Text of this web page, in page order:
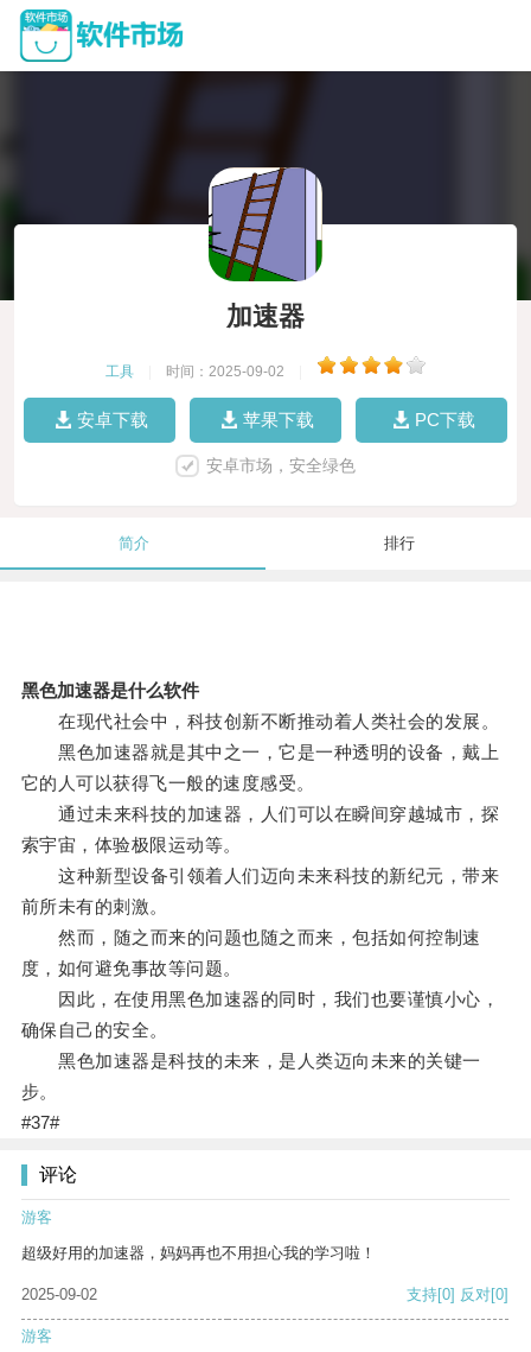
加速器
工具 时间：2025-09-02
安卓下载 苹果下载 PC下载
安卓市场，安全绿色
简介 排行
黑色加速器是什么软件
在现代社会中，科技创新不断推动着人类社会的发展。
黑色加速器就是其中之一，它是一种透明的设备，戴上
它的人可以获得飞一般的速度感受。
通过未来科技的加速器，人们可以在瞬间穿越城市，探
索宇宙，体验极限运动等。
这种新型设备引领着人们迈向未来科技的新纪元，带来
前所未有的刺激。
然而，随之而来的问题也随之而来，包括如何控制速
度，如何避免事故等问题。
因此，在使用黑色加速器的同时，我们也要谨慎小心，
确保自己的安全。
黑色加速器是科技的未来，是人类迈向未来的关键一
步。
#37#
评论
游客
超级好用的加速器，妈妈再也不用担心我的学习啦！
2025-09-02 支持[0] 反对[0]
游客